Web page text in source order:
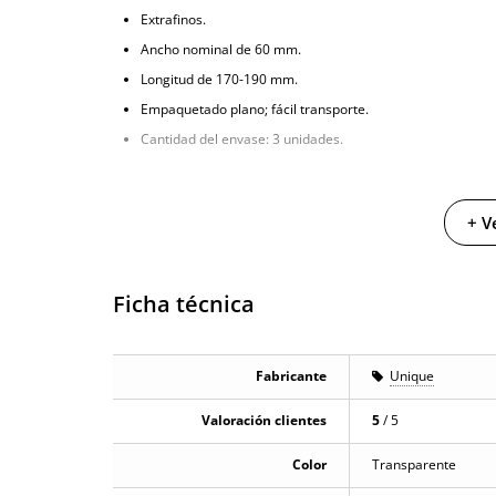
Extrafinos.
Ancho nominal de 60 mm.
Longitud de 170-190 mm.
Empaquetado plano; fácil transporte.
Cantidad del envase: 3 unidades.
+
Ficha técnica
Fabricante Unique
Valoración clientes 5/ 5
Color Transparente